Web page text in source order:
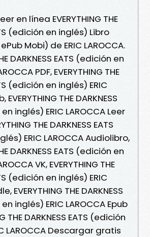
en línea EVERYTHING THE
(edición en inglés) Libro
Mobi) de ERIC LAROCCA.
DARKNESS EATS (edición en
PDF, EVERYTHING THE
(edición en inglés) ERIC
EVERYTHING THE DARKNESS
inglés) ERIC LAROCCA Leer
THE DARKNESS EATS
ERIC LAROCCA Audiolibro,
DARKNESS EATS (edición en
VK, EVERYTHING THE
(edición en inglés) ERIC
EVERYTHING THE DARKNESS
inglés) ERIC LAROCCA Epub
THE DARKNESS EATS (edición
LAROCCA Descargar gratis